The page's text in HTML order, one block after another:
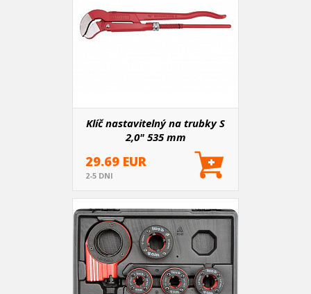
Klíč nastavitelný na trubky S
2,0" 535 mm
29.69 EUR
2-5 DNI